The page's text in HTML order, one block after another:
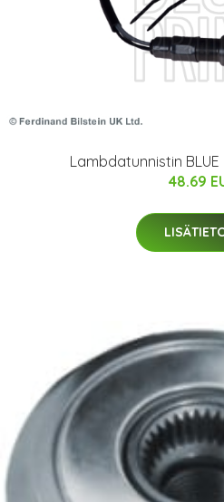
Lambdatunnistin BLUE
48.69